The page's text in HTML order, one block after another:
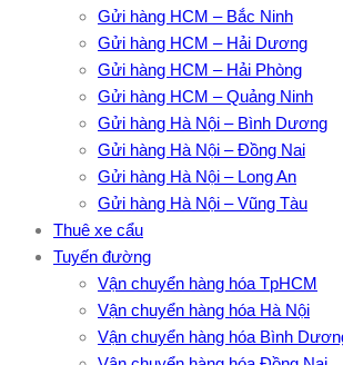
Gửi hàng HCM – Bắc Ninh
Gửi hàng HCM – Hải Dương
Gửi hàng HCM – Hải Phòng
Gửi hàng HCM – Quảng Ninh
Gửi hàng Hà Nội – Bình Dương
Gửi hàng Hà Nội – Đồng Nai
Gửi hàng Hà Nội – Long An
Gửi hàng Hà Nội – Vũng Tàu
Thuê xe cẩu
Tuyến đường
Vận chuyển hàng hóa TpHCM
Vận chuyển hàng hóa Hà Nội
Vận chuyển hàng hóa Bình